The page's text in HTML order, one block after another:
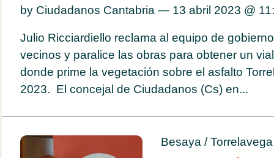
by Ciudadanos Cantabria — 13 abril 2023 @
Julio Ricciardiello reclama al equipo de
vecinos y paralice las obras para obtener un
donde prime la vegetación sobre el asfalto
2023. El concejal de Ciudadanos (Cs) en...
Besaya /Torrelavega